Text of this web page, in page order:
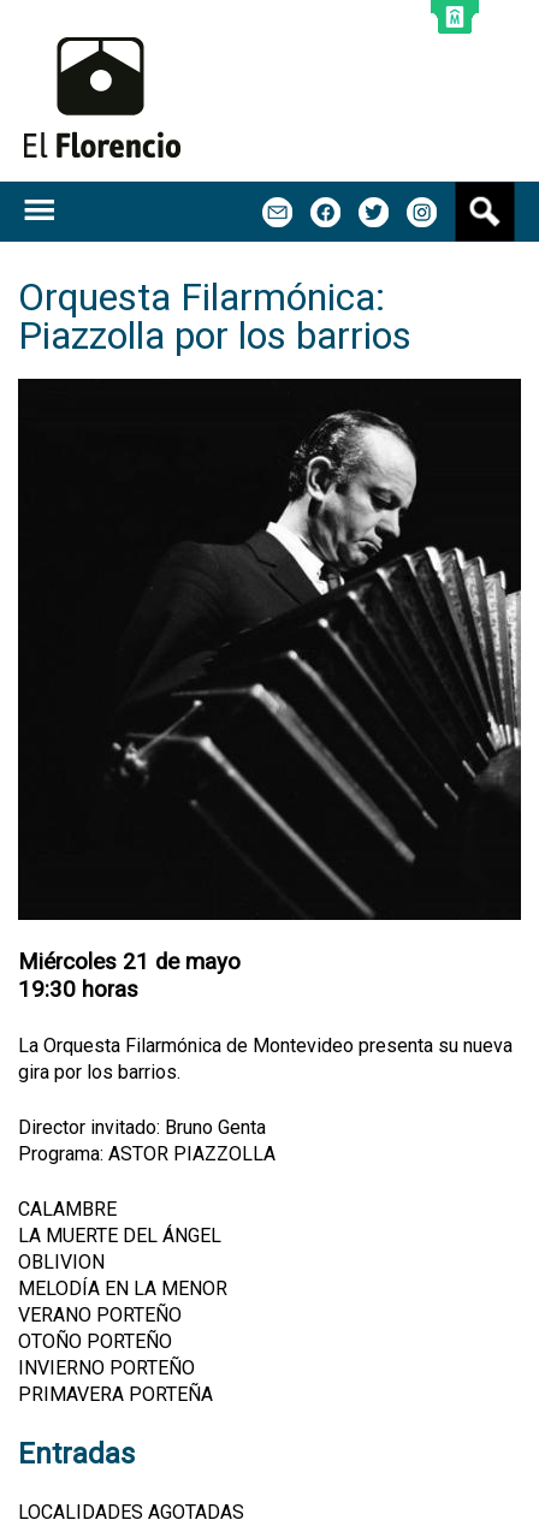
Orquesta Filarmónica:
Piazzolla por los barrios
Miércoles 21 de mayo
19:30 horas
La Orquesta Filarmónica de Montevideo presenta su nueva
gira por los barrios.
Director invitado: Bruno Genta
Programa: ASTOR PIAZZOLLA
CALAMBRE
LA MUERTE DEL ÁNGEL
OBLIVION
MELODÍA EN LA MENOR
VERANO PORTEÑO
OTOÑO PORTEÑO
INVIERNO PORTEÑO
PRIMAVERA PORTEÑA
Entradas
LOCALIDADES AGOTADAS
s